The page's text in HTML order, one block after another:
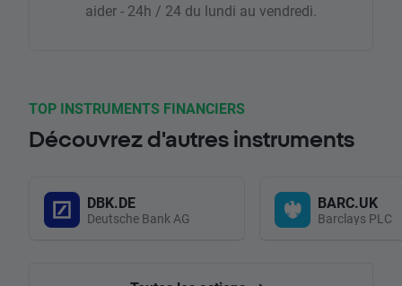
aider - 24h / 24 du lundi au vendredi.
TOP INSTRUMENTS FINANCIERS
Découvrez d'autres instruments
DBK.DE
Deutsche Bank AG
BARC.UK
Barclays PLC